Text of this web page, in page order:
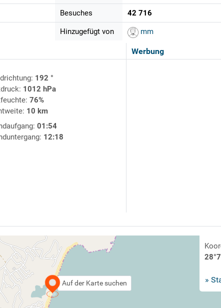
Besuches 42 716
Hinzugefügt von mm
Werbung
192 °
1012 hPa
76%
10 km
01:54
12:18
Auf der Karte suchen »